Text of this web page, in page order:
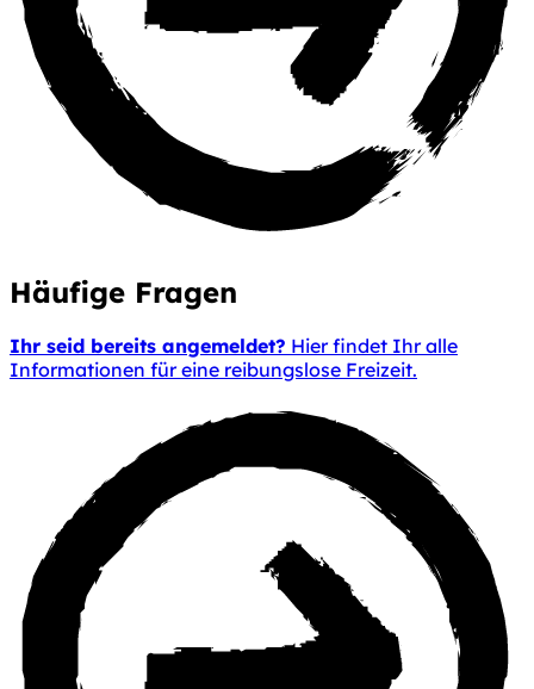
Häufige Fragen
Ihr seid bereits angemeldet? Hier findet Ihr alle
Informationen für eine reibungslose Freizeit.